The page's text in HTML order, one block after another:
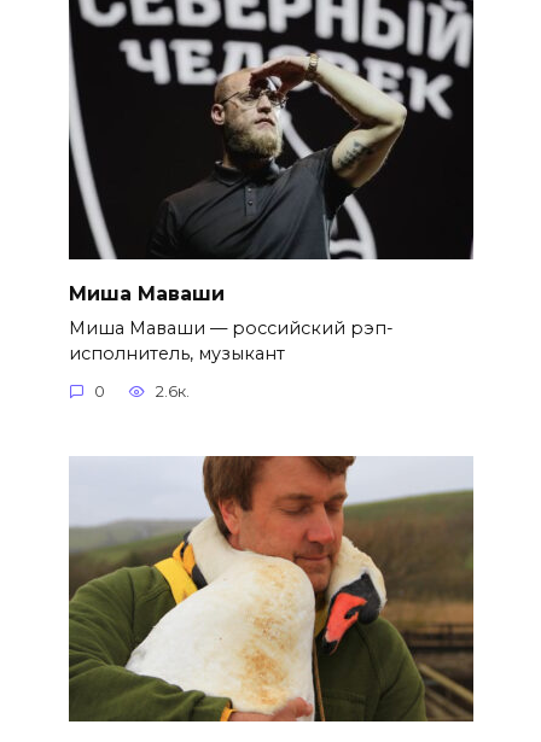
Миша Маваши
Миша Маваши — российский рэп-
исполнитель, музыкант
0 2.6к.